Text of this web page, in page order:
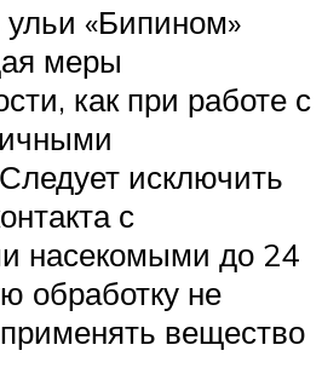
«Бипином»
меры
как при работе с
исключить
с
насекомыми до 24
обработку не
вещество